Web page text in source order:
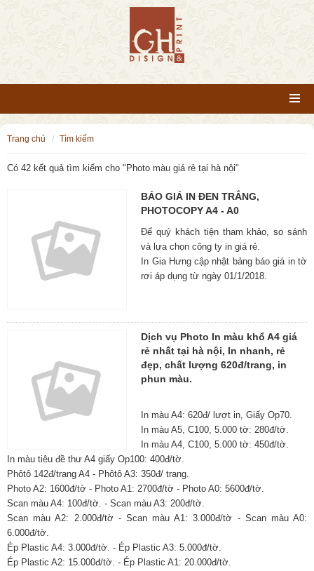
trang chủ tìm kiếm
Có 42 kết quả tìm kiếm cho " Photo màu giá rẻ tại hà nội"
BÁO GIÁ IN ĐEN TRẮNG,
PHOTOCOPY A4 - A0
Để quý khách tiện tham khảo, so sánh
và lựa chọn công ty in giá rẻ.
In Gia Hưng cập nhật bảng báo giá in tờ
rơi áp dụng từ ngày 01/1/2018.
Dịch vụ Photo In màu khổ A4 giá
rẻ nhất tại hà nội, In nhanh, rẻ
đẹp, chất lượng 620đ/trang, in
phun màu.
In màu A4: 620đ/ lượt in, Giấy Op70.
In màu A5, C100, 5.000 tờ: 280đ/tờ.
In màu A4, C100, 5.000 tờ: 450đ/tờ.
In màu tiêu đề thư A4 giấy Op100: 400đ/tờ.
Phôtô 142đ/trang A4 - Phôtô A3: 350đ/ trang.
Photo A2: 1600đ/tờ - Photo A1: 2700đ/tờ - Photo A0: 5600đ/tờ.
Scan màu A4: 100đ/tờ. - Scan màu A3: 200đ/tờ.
Scan màu A2: 2.000đ/tờ - Scan màu A1: 3.000đ/tờ - Scan màu A0:
6.000đ/tờ.
Ép Plastic A4: 3.000đ/tờ. - Ép Plastic A3: 5.000đ/tờ.
Ép Plastic A2: 15.000đ/tờ. - Ép Plastic A1: 20.000đ/tờ.